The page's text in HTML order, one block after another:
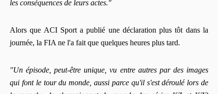
les conséquences de leurs actes."
Alors que ACI Sport a publié une déclaration plus tôt dans la
journée, la FIA ne l'a fait que quelques heures plus tard.
"Un épisode, peut-être unique, vu entre autres par des images
qui font le tour du monde, aussi parce qu'il s'est déroulé lors de